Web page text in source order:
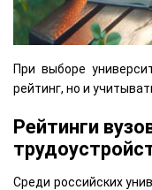
При выборе
рейтинг, но и
Рейтинги
Среди российских